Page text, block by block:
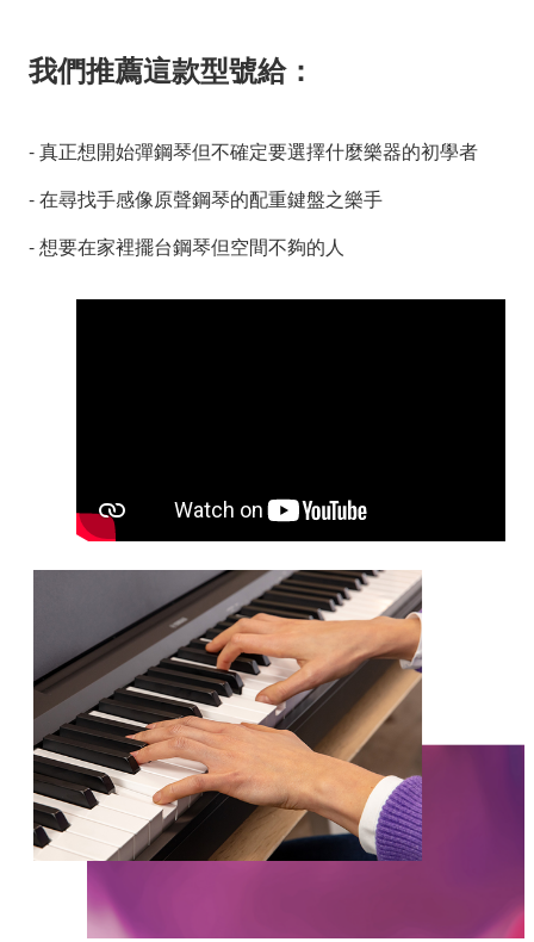
我們推薦這款型號給：
- 真正想開始彈鋼琴但不確定要選擇什麼樂器的初學者
- 在尋找手感像原聲鋼琴的配重鍵盤之樂手
- 想要在家裡擺台鋼琴但空間不夠的人